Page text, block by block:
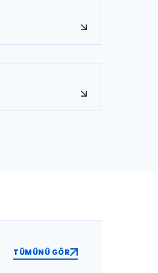
TÜMÜNÜ GÖR